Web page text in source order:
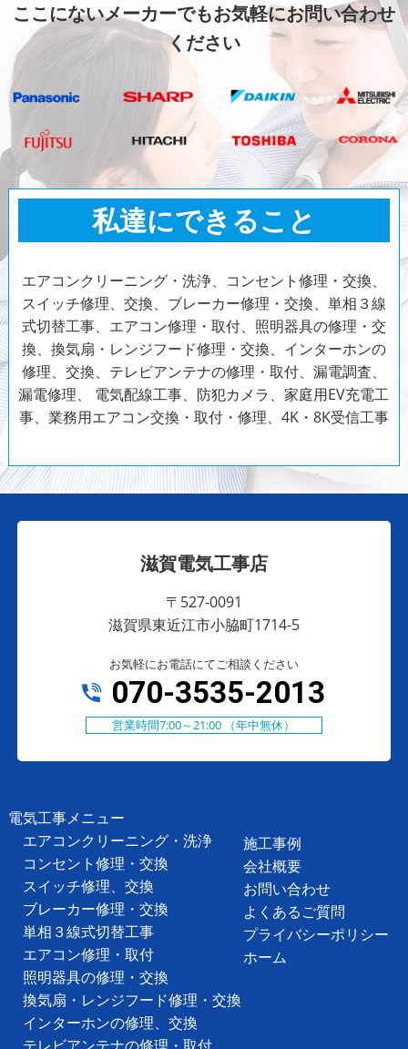
ここにないメーカーでもお気軽にお問い合わせ
ください
私達にできること
エアコンクリーニング・洗浄、コンセント修理・交換、
スイッチ修理、交換、ブレーカー修理・交換、単相３線
式切替工事、エアコン修理・取付、照明器具の修理・交
換、換気扇・レンジフード修理・交換、インターホンの
修理、交換、テレビアンテナの修理・取付、漏電調査、
漏電修理、 電気配線工事、防犯カメラ、家庭用EV充電工
事、業務用エアコン交換・取付・修理、4K・8K受信工事
滋賀電気工事店
〒527-0091
滋賀県東近江市小脇町1714-5
お気軽にお電話にてご相談ください
070-3535-2013
営業時間7:00～21:00 （年中無休）
電気工事メニュー
エアコンクリーニング・洗浄
コンセント修理・交換
スイッチ修理、交換
ブレーカー修理・交換
単相３線式切替工事
エアコン修理・取付
照明器具の修理・交換
換気扇・レンジフード修理・交換
インターホンの修理、交換
施工事例
会社概要
お問い合わせ
よくあるご質問
プライバシーポリシー
ホーム